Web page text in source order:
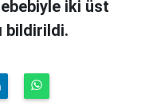
iki üst
bildirildi.